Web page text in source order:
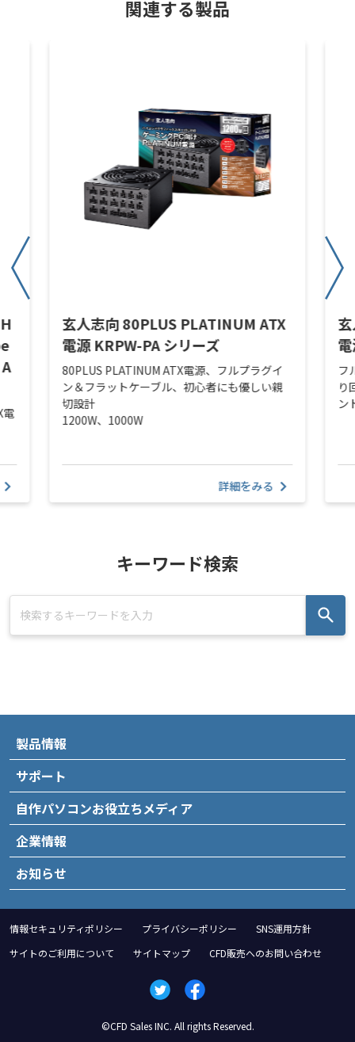
関連する製品
電
玄人志向 80PLUS PLATINUM ATX
電源 KRPW-PA シリーズ
80PLUS PLATINUM ATX電源、フルプラグイ
ン＆フラットケーブル、初心者にも優しい親
切設計
1200W、1000W
詳細をみる
フ
り
ン
キーワード検索
製品情報
サポート
自作パソコンお役立ちメディア
企業情報
お知らせ
情報セキュリティポリシー プライバシーポリシー
SNS運用方針
サイトのご利用について
サイトマップ CFD販売へのお問い合わせ
©CFD Sales INC. All rights Reserved.